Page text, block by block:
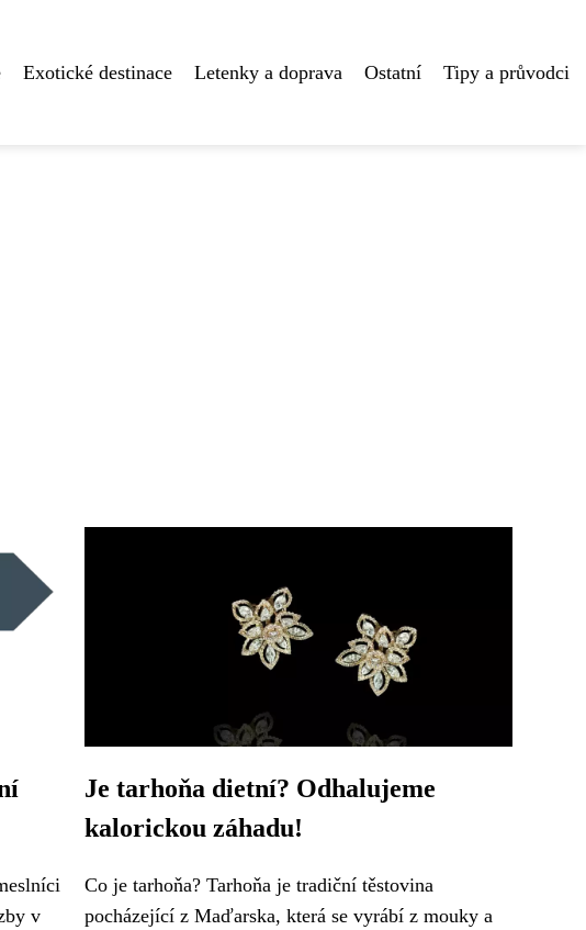
Exotické destinace Letenky a doprava Ostatní Tipy a průvodci
v
Je tarhoňa dietní? Odhalujeme
kalorickou záhadu!
Co je tarhoňa? Tarhoňa je tradiční těstovina
pocházející z Maďarska, která se vyrábí z mouky a